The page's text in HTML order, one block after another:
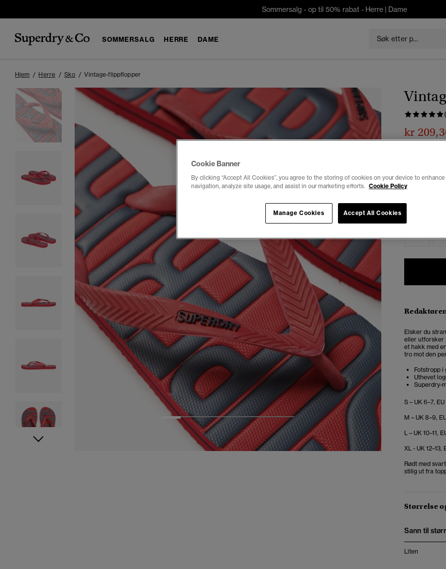
Sommersalg - op til 50% rabat - Herre | Dame
SOMMERSALG HERRE DAME
Hjem Herre Sko Vintage-flippflopper
2 3 4 5 6 7
kr
Elsker du
eller utforsker
et hakk med
tro mot den
Fotstropp i
Uthevet
Superdry-
S – UK 6–7,
M – UK 8–9,
L – UK 10–11,
XL - UK 12–13,
Rødt med
stilig ut fra
Størrelse
Sann til
Liten
Cookie Banner
By clicking “Accept All Cookies”, you agree to the storing of cookies on your device to
navigation, analyze site usage, and assist in our marketing efforts. Cookie Policy
Accept All Cookies
Manage Cookies